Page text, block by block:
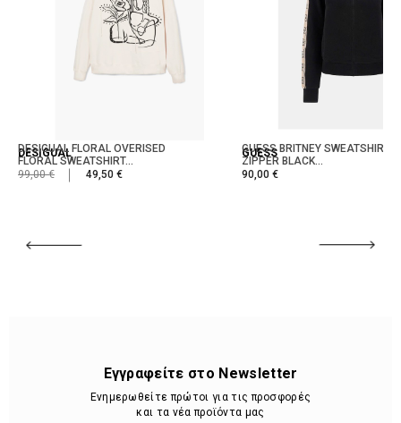
DESIGUAL
DESIGUAL FLORAL OVERISED
FLORAL SWEATSHIRT...
99,00 €
49,50 €
GUESS
GUESS BRITNEY SWEATSHIRT
ZIPPER BLACK...
90,00 €
Εγγραφείτε στο Newsletter
Ενημερωθείτε πρώτοι για τις προσφορές
και τα νέα προϊόντα μας